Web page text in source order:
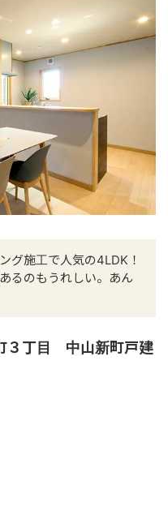
グ施工で人気の4LDK！
るのもうれしい。あん
３丁目 中山新町戸建